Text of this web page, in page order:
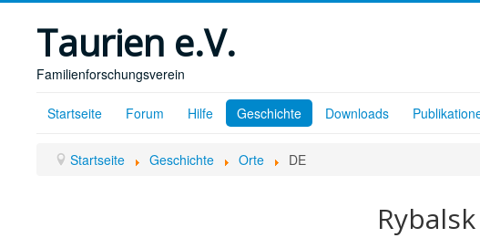
Taurien e.V.
Familienforschungsverein
Startseite Forum Hilfe Geschichte Downloads
Startseite Geschichte Orte DE
Rybalsk